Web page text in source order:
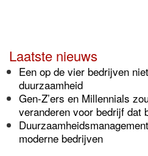
Laatste nieuws
Een op de vier bedrijven
duurzaamheid
Gen-Z’ers en Millennials
veranderen voor bedrijf dat
moderne bedrijven